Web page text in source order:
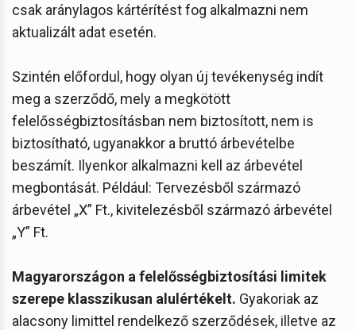
csak aránylagos kártérítést fog alkalmazni nem
aktualizált adat esetén.
Szintén előfordul, hogy olyan új tevékenység indít
meg a szerződő, mely a megkötött
felelősségbiztosításban nem biztosított, nem is
biztosítható, ugyanakkor a bruttó árbevételbe
beszámít. Ilyenkor alkalmazni kell az árbevétel
megbontását. Például: Tervezésből származó
árbevétel „X” Ft., kivitelezésből származó árbevétel
„Y” Ft.
Magyarországon a felelősségbiztosítási limitek
szerepe klasszikusan alulértékelt. Gyakoriak az
alacsony limittel rendelkező szerződések, illetve az